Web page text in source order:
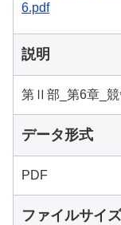
6.pdf
説明
第Ⅱ部_第6章_競
データ形式
PDF
ファイルサイズ